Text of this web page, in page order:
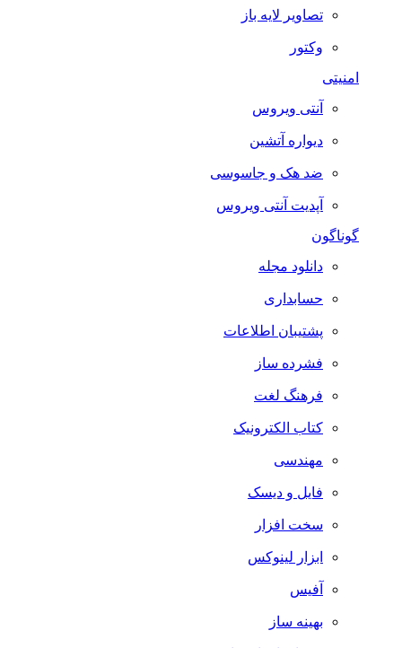
تصاویر لایه باز
وکتور
امنیتی
آنتی ویروس
دیواره آتشین
ضد هک و جاسوسی
آپدیت آنتی ویروس
گوناگون
دانلود مجله
حسابداری
پشتیبان اطلاعات
فشرده ساز
فرهنگ لغت
کتاب الکترونیک
مهندسی
فایل و دیسک
سخت افزار
ابزار لینوکس
آفیس
بهینه ساز